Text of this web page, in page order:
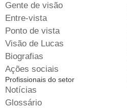
Gente de visão
Entre-vista
Ponto de vista
Visão de Lucas
Biografias
Ações sociais
Profissionais do setor
Notícias
Glossário